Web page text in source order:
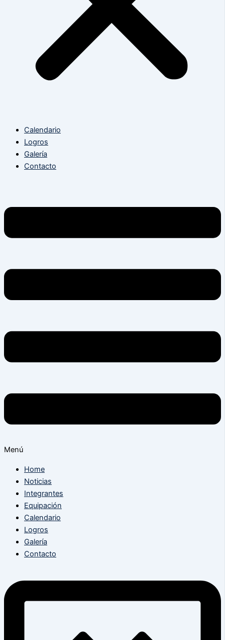
Calendario
Logros
Galería
Contacto
Menú
Home
Noticias
Integrantes
Equipación
Calendario
Logros
Galería
Contacto